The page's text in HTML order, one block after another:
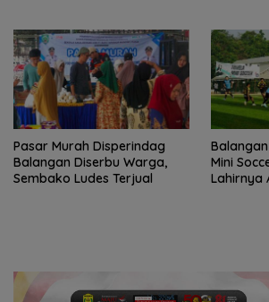
Pasar Murah Disperindag
Balangan Diserbu Warga,
Sembako Ludes Terjual
Mini
Lahirnya